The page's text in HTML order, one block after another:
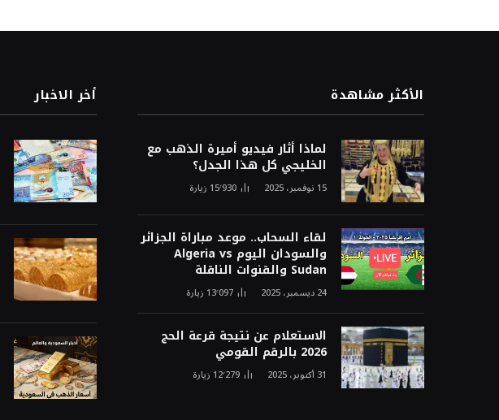
الأكثر مشاهدة
لماذا أثار فيديو أميرة الذهب مع
الخليجي كل هذا الجدل؟
15 نوفمبر، 2025 15٬930 زيارة
لقاء السحاب.. موعد مباراة الجزائر
والسودان اليوم Algeria vs
Sudan والقنوات الناقلة
24 ديسمبر، 2025 13٬097 زيارة
الاستعلام عن نتيجة قرعة الحج
2026 بالرقم القومي
31 أكتوبر، 2025 12٬279 زيارة
أخر الاخبار